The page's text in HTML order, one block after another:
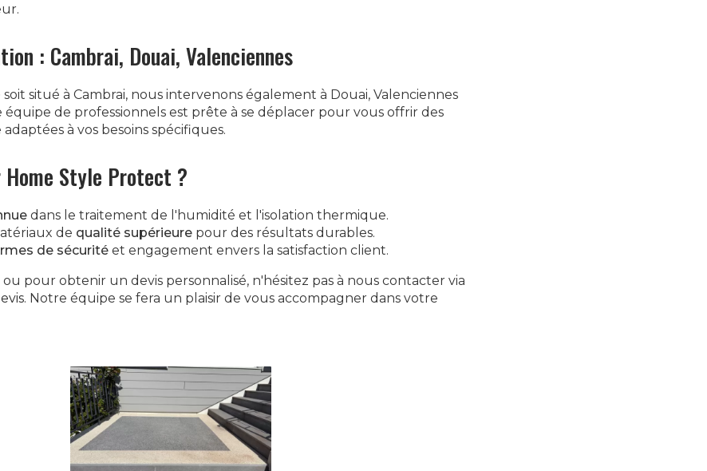
: Cambrai, Douai, Valenciennes
situé à Cambrai, nous intervenons également à Douai, Valenciennes
équipe de professionnels est prête à se déplacer pour vous offrir des
à vos besoins spécifiques.
Home Style Protect ?
dans le traitement de l'humidité et l'isolation thermique.
de qualité supérieure pour des résultats durables.
de sécurité et engagement envers la satisfaction client.
pour obtenir un devis personnalisé, n'hésitez pas à nous contacter via
. Notre équipe se fera un plaisir de vous accompagner dans votre